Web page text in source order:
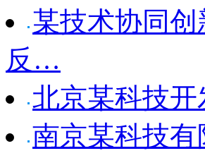
某技术协同创
反…
北京某科技开
南京某科技有